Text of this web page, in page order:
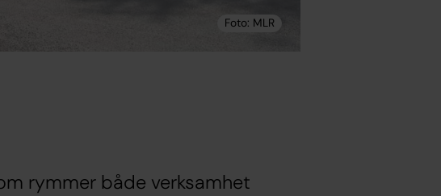
rymmer både verksamhet